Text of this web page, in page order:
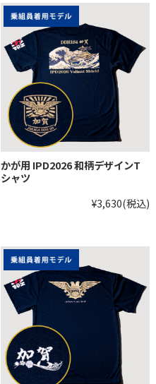
かが用 IPD2026 和柄デザインT
シャツ
¥3,630(税込)